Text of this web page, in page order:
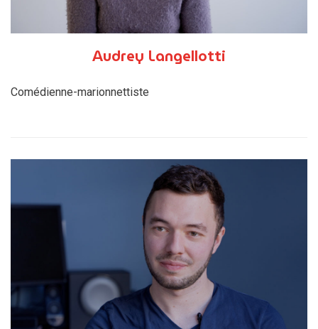
Audrey Langellotti
Comédienne-marionnettiste